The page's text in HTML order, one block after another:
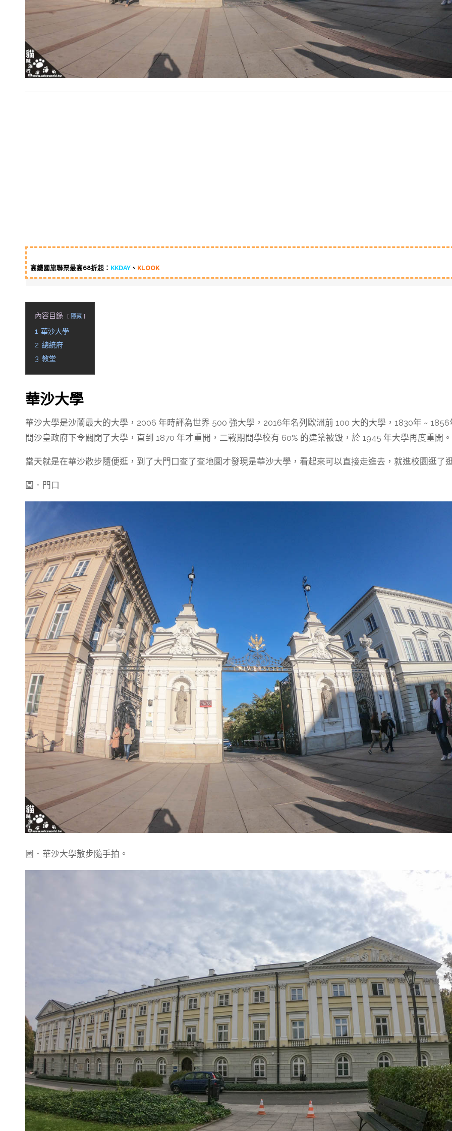
高鐵國旅聯票最高68折起： KKDAY 、 KLOOK
內容目錄 隱藏
1 華沙大學
2 總統府
3 教堂
華沙大學
華沙大學是沙蘭最大的大學，2006 年時評為世界 500 強大學，2016年名列歐洲前 100 大的大學，1830年 ~ 1856
間沙皇政府下令關閉了大學，直到 1870 年才重開，二戰期間學校有 60% 的建築被毀，於 1945 年大學再度重開。
當天就是在華沙散步隨便逛，到了大門口查了查地圖才發現是華沙大學，看起來可以直接走進去，就進校園逛了
圖．門口
圖．華沙大學散步隨手拍。